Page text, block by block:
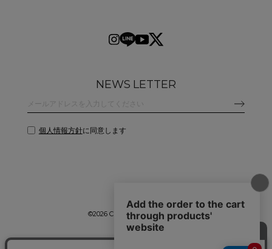
NEWS LETTER
個人情報方針に同意します
©2026 CLANE DESIGN CO.,LTD